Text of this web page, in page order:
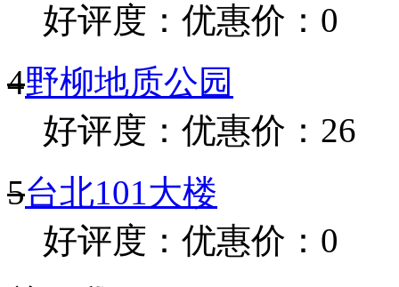
好评度： 优惠价：0
4野柳地质公园
好评度： 优惠价：26
5台北101大楼
好评度： 优惠价：0